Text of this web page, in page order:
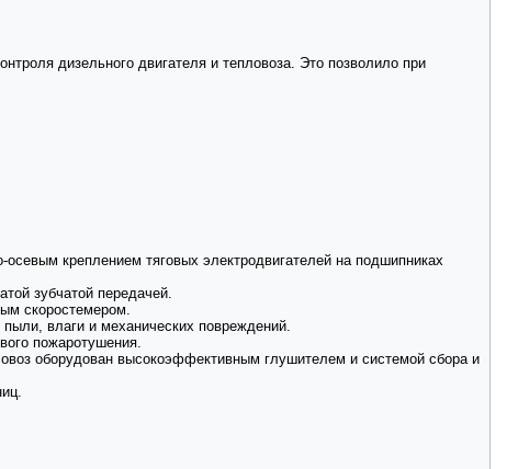
дизельного двигателя и тепловоза. Это позволило при
креплением тяговых электродвигателей на подшипниках
зубчатой передачей.
скоростемером.
влаги и механических повреждений.
пожаротушения.
оборудован высокоэффективным глушителем и системой сбора и